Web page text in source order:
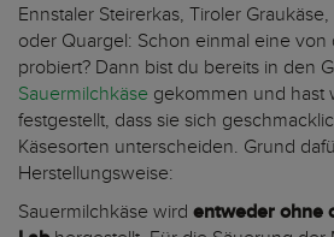
Ennstaler Steirerkas, Tiroler
oder Quargel: Schon einmal eine von
probiert? Dann bist du bereits in den
Sauermilchkäse gekommen und hast
festgestellt, dass sie sich
Käsesorten unterscheiden. Grund
Herstellungsweise:
Sauermilchkäse wird entweder ohne